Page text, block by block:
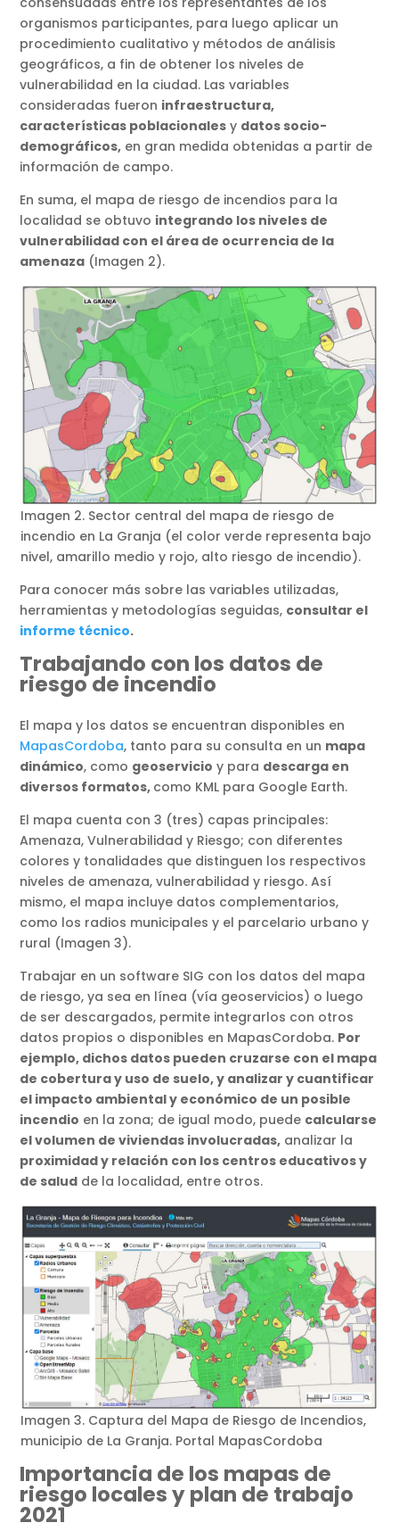
organismos participantes, para luego aplicar un
procedimiento cualitativo y métodos de análisis
geográficos, a fin de obtener los niveles de
vulnerabilidad en la ciudad. Las variables
consideradas fueron infraestructura,
características poblacionales y datos socio-
demográficos, en gran medida obtenidas a partir de
información de campo.
En suma, el mapa de riesgo de incendios para la
localidad se obtuvo integrando los niveles de
vulnerabilidad con el área de ocurrencia de la
amenaza (Imagen 2).
Imagen 2. Sector central del mapa de riesgo de
incendio en La Granja (el color verde representa bajo
nivel, amarillo medio y rojo, alto riesgo de incendio).
Para conocer más sobre las variables utilizadas,
herramientas y metodologías seguidas, consultar el
informe técnico.
Trabajando con los datos de
riesgo de incendio
El mapa y los datos se encuentran disponibles en
MapasCordoba, tanto para su consulta en un mapa
dinámico, como geoservicio y para descarga en
diversos formatos, como KML para Google Earth.
El mapa cuenta con 3 (tres) capas principales:
Amenaza, Vulnerabilidad y Riesgo; con diferentes
colores y tonalidades que distinguen los respectivos
niveles de amenaza, vulnerabilidad y riesgo. Así
mismo, el mapa incluye datos complementarios,
como los radios municipales y el parcelario urbano y
rural (Imagen 3).
Trabajar en un software SIG con los datos del mapa
de riesgo, ya sea en línea (vía geoservicios) o luego
de ser descargados, permite integrarlos con otros
datos propios o disponibles en MapasCordoba. Por
ejemplo, dichos datos pueden cruzarse con el mapa
de cobertura y uso de suelo, y analizar y cuantificar
el impacto ambiental y económico de un posible
incendio en la zona; de igual modo, puede calcularse
el volumen de viviendas involucradas, analizar la
proximidad y relación con los centros educativos y
de salud de la localidad, entre otros.
Imagen 3. Captura del Mapa de Riesgo de Incendios,
municipio de La Granja. Portal MapasCordoba
Importancia de los mapas de
riesgo locales y plan de trabajo
2021